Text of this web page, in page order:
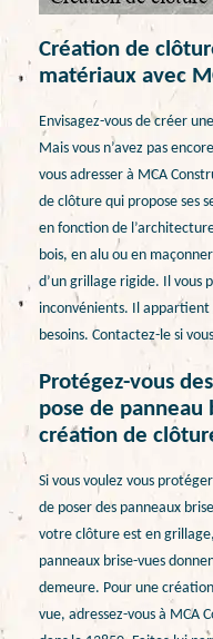
Création de
matériaux avec
Envisagez-vous de créer
Mais vous n’avez pas
vous adresser à MCA
de clôture qui propose ses
en fonction de
bois, en alu ou en
d’un grillage rigide. Il vous
inconvénients. Il appartient
besoins. Contactez-le si
Protégez-vous
pose de panneau
création de
Si vous voulez vous
de poser des panneaux
votre clôture est en
panneaux brise-vues
demeure. Pour une
vue, adressez-vous à MCA